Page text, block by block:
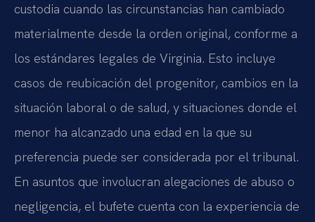
custodia cuando las circunstancias han cambiado
materialmente desde la orden original, conforme a
los estándares legales de Virginia. Esto incluye
casos de reubicación del progenitor, cambios en la
situación laboral o de salud, y situaciones donde el
menor ha alcanzado una edad en la que su
preferencia puede ser considerada por el tribunal.
En asuntos que involucran alegaciones de abuso o
negligencia, el bufete cuenta con la experiencia de